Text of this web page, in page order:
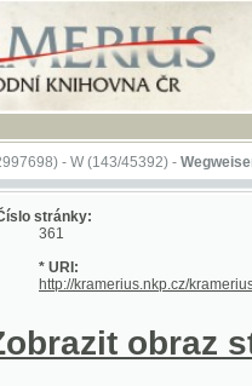
-W (143/45392)-Wegweiser durch
stránky:
361
* URI:
http://kramerius.nkp.cz/kramerius/